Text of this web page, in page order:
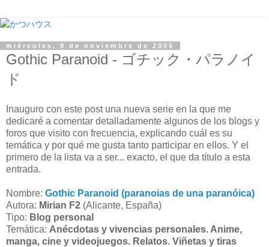
miércoles, 9 de noviembre de 2005
Gothic Paranoid - ゴチック・パラノイ
ド
Inauguro con este post una nueva serie en la que me
dedicaré a comentar detalladamente algunos de los blogs y
foros que visito con frecuencia, explicando cuál es su
temática y por qué me gusta tanto participar en ellos. Y el
primero de la lista va a ser... exacto, el que da título a esta
entrada.
Nombre: Gothic Paranoid (paranoias de una paranóica)
Autora: Mirian F2 (Alicante, España)
Tipo: Blog personal
Temática: Anécdotas y vivencias personales. Anime,
manga, cine y videojuegos. Relatos. Viñetas y tiras